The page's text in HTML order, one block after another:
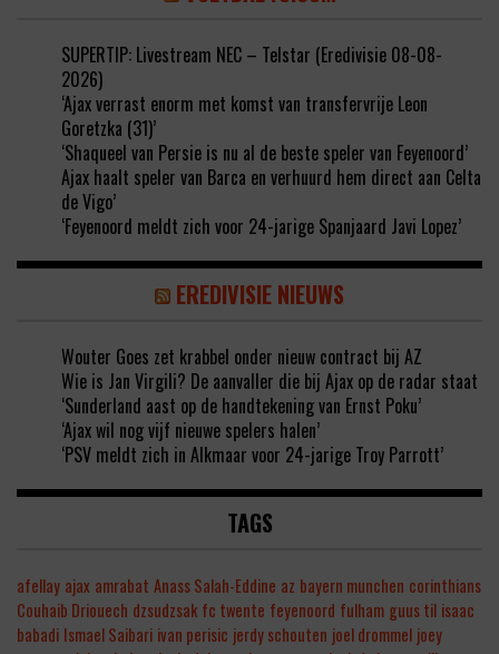
SUPERTIP: Livestream NEC – Telstar (Eredivisie 08-08-
2026)
‘Ajax verrast enorm met komst van transfervrije Leon
Goretzka (31)’
‘Shaqueel van Persie is nu al de beste speler van Feyenoord’
Ajax haalt speler van Barca en verhuurd hem direct aan Celta
de Vigo’
‘Feyenoord meldt zich voor 24-jarige Spanjaard Javi Lopez’
EREDIVISIE NIEUWS
Wouter Goes zet krabbel onder nieuw contract bij AZ
Wie is Jan Virgili? De aanvaller die bij Ajax op de radar staat
‘Sunderland aast op de handtekening van Ernst Poku’
‘Ajax wil nog vijf nieuwe spelers halen’
‘PSV meldt zich in Alkmaar voor 24-jarige Troy Parrott’
TAGS
afellay ajax amrabat Anass Salah-Eddine az bayern munchen corinthians
Couhaib Driouech dzsudzsak fc twente feyenoord fulham guus til isaac
babadi Ismael Saibari ivan perisic jerdy schouten joel drommel joey